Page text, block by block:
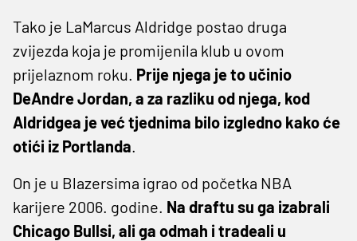
Tako je LaMarcus Aldridge postao druga
zvijezda koja je promijenila klub u ovom
prijelaznom roku. Prije njega je to učinio
DeAndre Jordan, a za razliku od njega, kod
Aldridgea je već tjednima bilo izgledno kako će
otići iz Portlanda.
On je u Blazersima igrao od početka NBA
karijere 2006. godine. Na draftu su ga izabrali
Chicago Bullsi, ali ga odmah i tradeali u